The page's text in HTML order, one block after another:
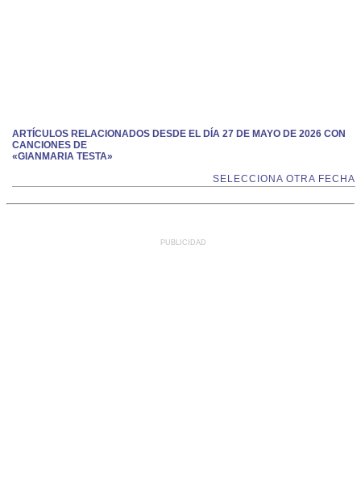
ARTÍCULOS RELACIONADOS DESDE EL DÍA 27 DE MAYO DE 2026 CON
CANCIONES DE
«GIANMARIA TESTA»
SELECCIONA OTRA FECHA
PUBLICIDAD